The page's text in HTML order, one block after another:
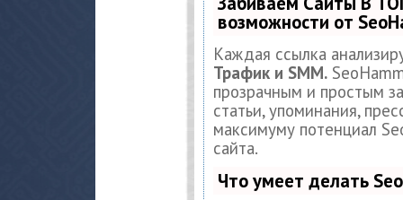
возможности от
Каждая ссылка
Трафик и SMM.
прозрачным и простым
статьи, упоминания,
максимуму потенциал
сайта.
Что умеет делать